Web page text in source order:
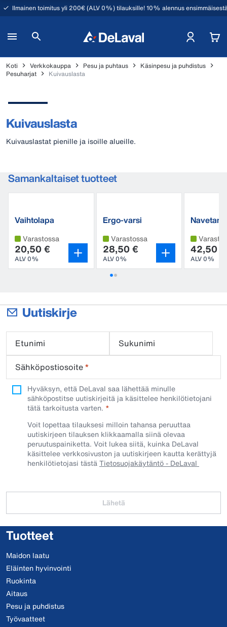
Ilmainen toimitus yli 200€ (ALV 0%) tilauksille! 10% alennus
Koti Verkkokauppa Pesu ja puhtaus
Käsinpesu ja puhdistus
Pesuharjat
Kuivauslasta
Kuivauslasta
Kuivauslastat pienille ja isoille alueille.
Samankaltaiset tuotteet
Vaihtolapa
Varastossa
20,50 €
ALV 0%
Ergo-varsi
Varastossa
28,50 €
ALV 0%
42,50 €
ALV 0%
Uutiskirje
Etunimi
Sukunimi
Sähköpostiosoite*
Hyväksyn, että DeLaval saa lähettää minulle
sähköpostitse uutiskirjeitä ja käsittelee henkilötietojani
tätä tarkoitusta varten.
Voit lopettaa tilauksesi milloin tahansa peruuttaa
uutiskirjeen tilauksen klikkaamalla siinä olevaa
peruutuspainiketta. Voit lukea siitä, kuinka DeLaval
käsittelee verkkosivuston ja uutiskirjeen kautta kerättyjä
henkilötietojasi tästäTietosuojakäytäntö - DeLaval
Lähetä
Tuotteet
Maidon laatu
Eläinten hyvinvointi
Ruokinta
Aitaus
Pesu ja puhdistus
Työvaatteet